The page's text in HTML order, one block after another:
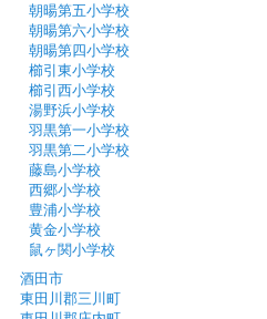
朝暘第五小学校
朝暘第六小学校
朝暘第四小学校
櫛引東小学校
櫛引西小学校
湯野浜小学校
羽黒第一小学校
羽黒第二小学校
藤島小学校
西郷小学校
豊浦小学校
黄金小学校
鼠ヶ関小学校
酒田市
東田川郡三川町